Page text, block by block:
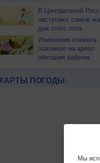
В Центральной
наступают самые
дни этого лета
Изменение климата
повлияло на ареал
обитания бабочек
КАРТЫ ПОГОДЫ
Мы